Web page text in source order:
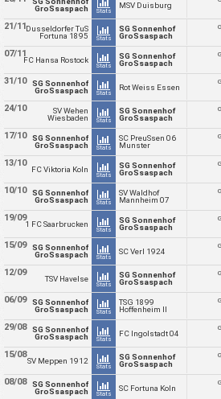
GroSsaspach
Stats
MSV Duisburg
21/11 Dusseldorfer TuS
Fortuna 1895
Stats
SG Sonnenhof
GroSsaspach
07/11
FC Hansa Rostock
Stats
SG Sonnenhof
GroSsaspach
31/10
SG Sonnenhof
GroSsaspach
Stats
Rot Weiss Essen
24/10
SV Wehen
Wiesbaden
Stats
SG Sonnenhof
GroSsaspach
17/10
SG Sonnenhof
GroSsaspach
Stats
SC PreuSsen 06
Munster
13/10
FC Viktoria Koln
Stats
SG Sonnenhof
GroSsaspach
10/10
SG Sonnenhof
GroSsaspach
Stats
SV Waldhof
Mannheim 07
19/09
1 FC Saarbrucken
Stats
SG Sonnenhof
GroSsaspach
15/09
SG Sonnenhof
GroSsaspach
Stats
SC Verl 1924
12/09
TSV Havelse
Stats
SG Sonnenhof
GroSsaspach
06/09
SG Sonnenhof
GroSsaspach
Stats
TSG 1899
Hoffenheim II
29/08
SG Sonnenhof
GroSsaspach
Stats
FC Ingolstadt 04
15/08
SV Meppen 1912
Stats
SG Sonnenhof
GroSsaspach
08/08
SG Sonnenhof
GroSsaspach
Stats
SC Fortuna Koln